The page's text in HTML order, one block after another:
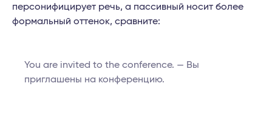
персонифицирует речь, а пассивный носит более
формальный оттенок, сравните:
You are invited to the conference. — Вы
приглашены на конференцию.